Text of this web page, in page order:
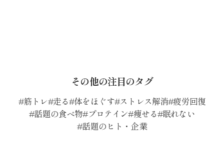
その他の注目のタグ
筋トレ 走る 体をほぐす ストレス解消 疲労回復
話題の食べ物 プロテイン 痩せる 眠れない
話題のヒト・企業